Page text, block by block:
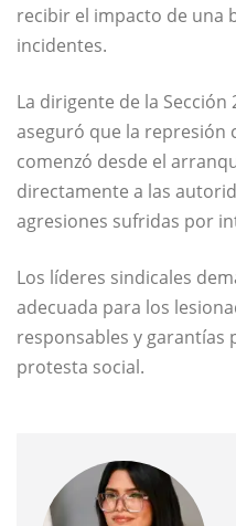
recibir el impacto de una
incidentes.
La dirigente de la Sección
aseguró que la represión
comenzó desde el
directamente a las
agresiones sufridas por
Los líderes sindicales
adecuada para los
responsables y garantías
protesta social.